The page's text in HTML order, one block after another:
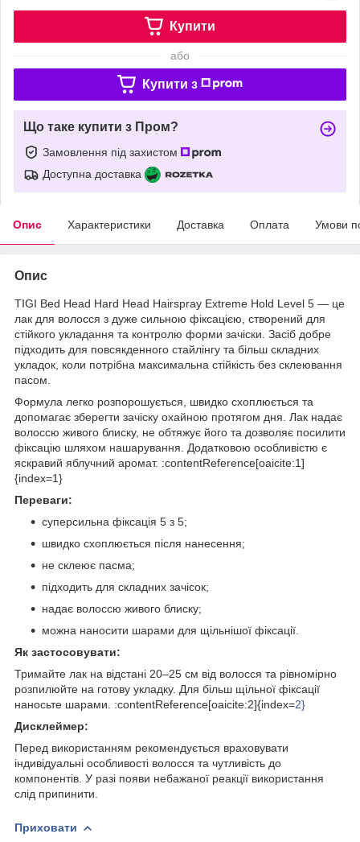
Купити
або
Купити з
Що таке купити з Пром?
Замовлення під захистом
Доступна доставка
Опис Характеристики Доставка Оплата Умови
Опис
TIGI Bed Head Hard Head Hairspray Extreme Hold Level 5 — це
лак для волосся з дуже сильною фіксацією, створений для
стійкого укладання та контролю форми зачіски. Засіб добре
підходить для повсякденного стайлінгу та більш складних
укладок, коли потрібна максимальна стійкість без склеювання
пасом.
Формула легко розпорошується, швидко схоплюється та
допомагає зберегти зачіску охайною протягом дня. Лак надає
волоссю живого блиску, не обтяжує його та дозволяє посилити
фіксацію шляхом нашарування. Додатковою особливістю є
яскравий яблучний аромат. :contentReference[oaicite:1]
{index=1}
Переваги:
суперсильна фіксація 5 з 5;
швидко схоплюється після нанесення;
не склеює пасма;
підходить для складних зачісок;
надає волоссю живого блиску;
можна наносити шарами для щільнішої фіксації.
Як застосовувати:
Тримайте лак на відстані 20–25 см від волосся та рівномірно
розпилюйте на готову укладку. Для більш щільної фіксації
наносьте шарами. :contentReference[oaicite:2]{index=2}
Дисклеймер:
Перед використанням рекомендується враховувати
індивідуальні особливості волосся та чутливість до
компонентів. У разі появи небажаної реакції використання
слід припинити.
Приховати